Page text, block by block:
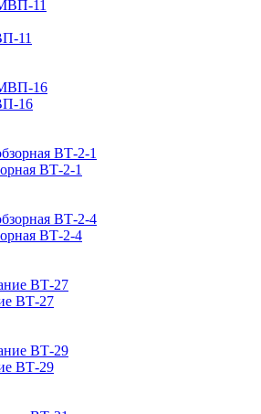
11
16
ВТ-2-1
ВТ-2-4
ВТ-27
ВТ-29